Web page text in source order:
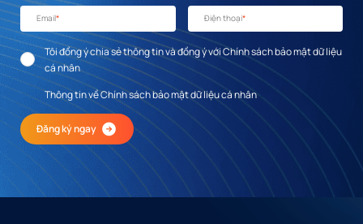
Email* Điện thoại*
Tôi đồng ý chia sẻ thông tin và đồng ý với Chính sách bảo mật dữ liệu
cá nhân
Thông tin về Chính sách bảo mật dữ liệu cá nhân
Đăng ký ngay